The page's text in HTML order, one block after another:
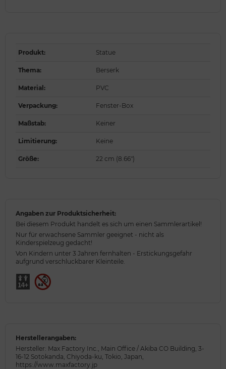
Produkt: Statue
Thema: Berserk
Material: PVC
Verpackung: Fenster-Box
Maßstab: Keiner
Limitierung: Keine
Größe: 22 cm (8.66")
Angaben zur Produktsicherheit:
Bei diesem Produkt handelt es sich um einen Sammlerartikel!
Nur für erwachsene Sammler geeignet - nicht als
Kinderspielzeug gedacht!
Von Kindern unter 3 Jahren fernhalten - Erstickungsgefahr
aufgrund verschluckbarer Kleinteile.
Herstellerangaben:
Hersteller: Max Factory Inc., Main Office / Akiba CO Building, 3-
16-12 Sotokanda, Chiyoda-ku, Tokio, Japan,
https://www.maxfactory.jp